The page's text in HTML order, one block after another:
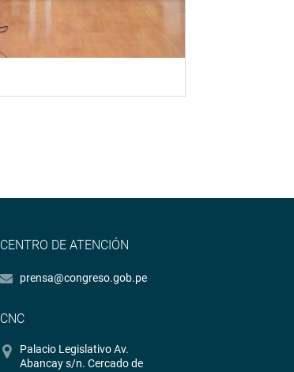
CENTRO DE ATENCIÓN
prensa@congreso.gob.pe
CNC
Palacio Legislativo Av.
Abancay s/n. Cercado de